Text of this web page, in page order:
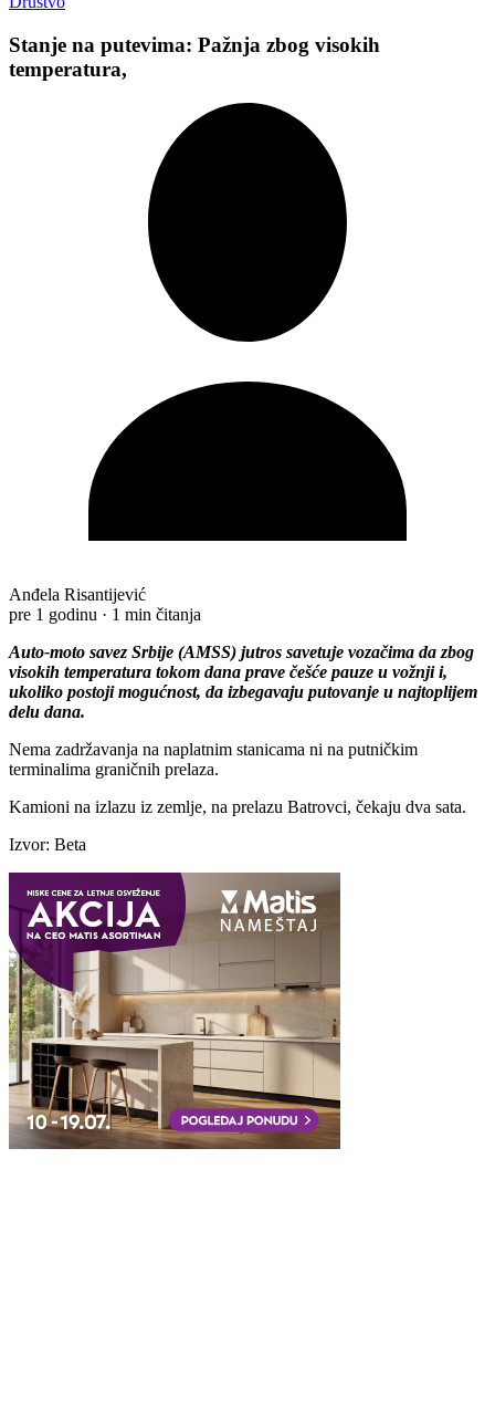
Stanje na putevima: Pažnja zbog visokih
temperatura,
Anđela Risantijević
pre 1 godinu · 1 min čitanja
Auto-moto savez Srbije (AMSS) jutros savetuje vozačima da zbog
visokih temperatura tokom dana prave češće pauze u vožnji i,
ukoliko postoji mogućnost, da izbegavaju putovanje u najtoplijem
delu dana.
Nema zadržavanja na naplatnim stanicama ni na putničkim
terminalima graničnih prelaza.
Kamioni na izlazu iz zemlje, na prelazu Batrovci, čekaju dva sata.
Izvor: Beta